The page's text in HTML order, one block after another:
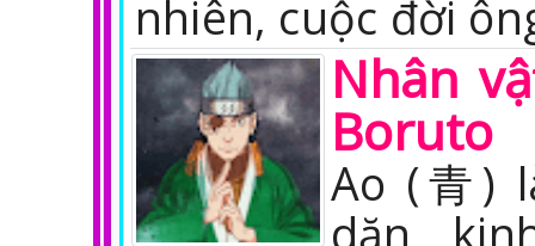
nhiên, cuộc đời
Nhân
Boruto
Ao (青)
dặn